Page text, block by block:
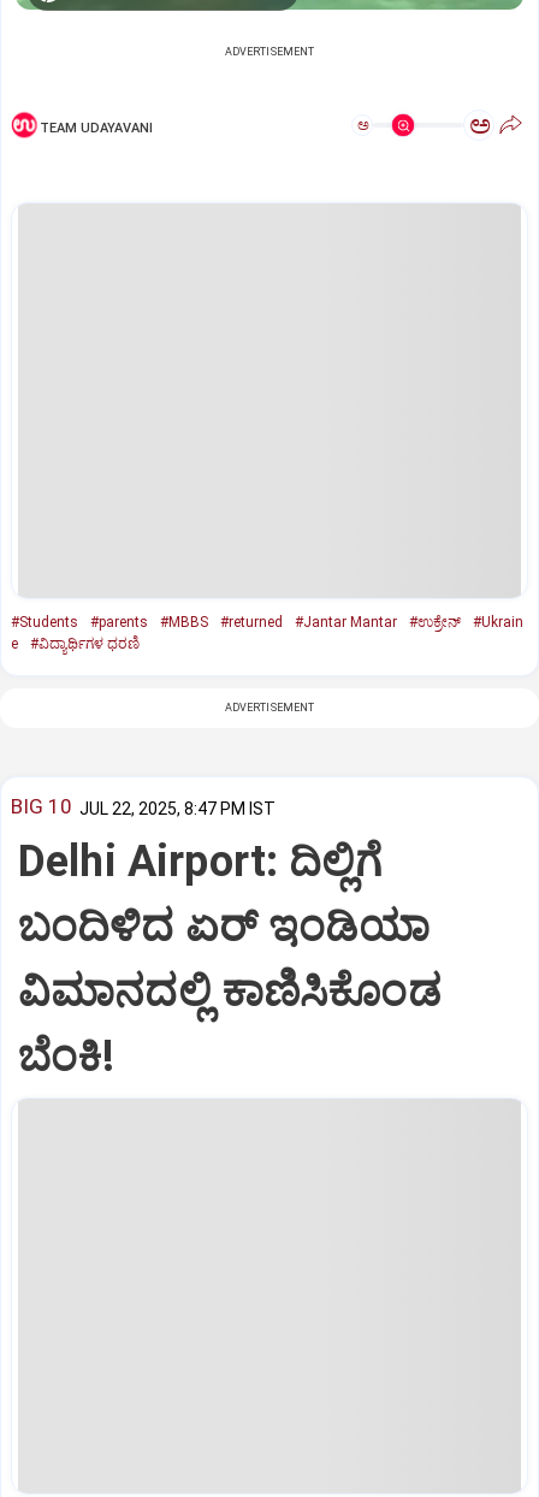
ADVERTISEMENT
TEAM UDAYAVANI ಅ ಅ
#Students #parents #MBBS #returned #Jantar Mantar #ಉಕ್ರೇನ್‌
#Ukrain
e
#ವಿದ್ಯಾರ್ಥಿಗಳ ಧರಣಿ
ADVERTISEMENT
BIG 10 JUL 22, 2025, 8:47 PM IST
Delhi Airport: ದಿಲ್ಲಿಗೆ
ಬಂದಿಳಿದ ಏರ್‌ ಇಂಡಿಯಾ
ವಿಮಾನದಲ್ಲಿ ಕಾಣಿಸಿಕೊಂಡ
ಬೆಂಕಿ!